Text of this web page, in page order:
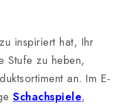
inspiriert hat, Ihr
Stufe zu heben,
an. Im E-
Schachspiele,